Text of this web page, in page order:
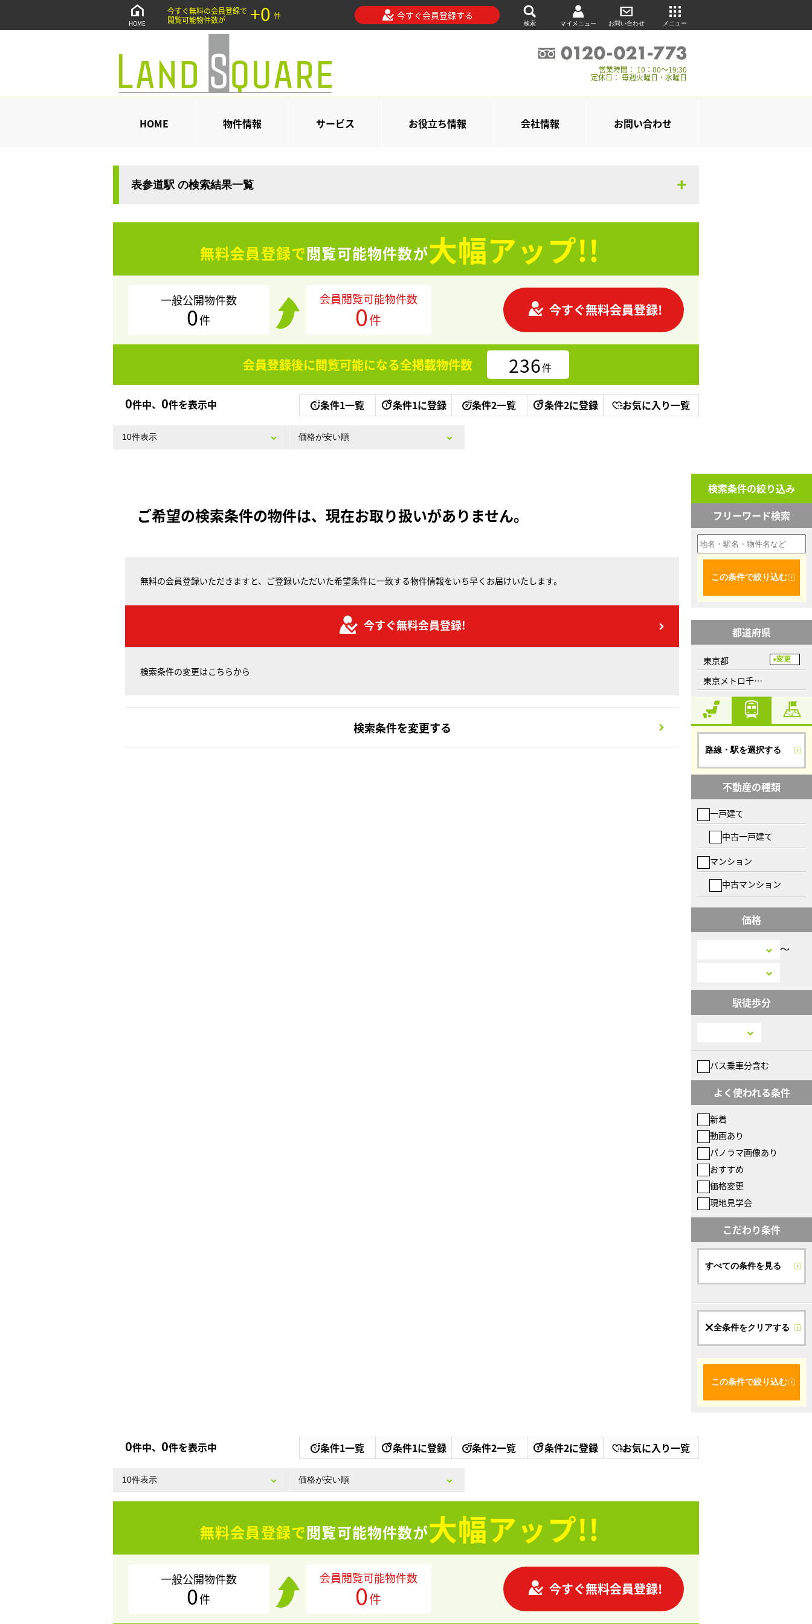
HOME
今すぐ無料の会員登録で
閲覧可能物件数が
+0 件 今すぐ会員登録する
検索 マイメニュー お問い合わせ メニュー
営業時間： 10：00～19:30
定休日： 毎週火曜日・水曜日
HOME 物件情報 サービス お役立ち情報 会社情報 お問い合わせ
表参道駅 の検索結果一覧
無料会員登録で閲覧可能物件数が大幅アップ!!
一般公開物件数
0件
会員閲覧可能物件数
0件
今すぐ無料会員登録!
会員登録後に閲覧可能になる全掲載物件数 236件
0件中、 0件を表示中 条件1一覧 条件1に登録 条件2一覧 条件2に登録 お気に入り一覧
ご希望の検索条件の物件は、現在お取り扱いがありません。
無料の会員登録いただきますと、ご登録いただいた希望条件に一致する物件情報をいち早くお届けいたします。
今すぐ無料会員登録!
検索条件の変更はこちらから
検索条件を変更する
検索条件の絞り込み
フリーワード検索
この条件で絞り込む
都道府県
東京都 変更
東京メトロ千代田線、表参道駅
路線・駅を選択する
不動産の種類
一戸建て
中古一戸建て
マンション
中古マンション
価格
〜
駅徒歩分
バス乗車分含む
よく使われる条件
新着
動画あり
パノラマ画像あり
おすすめ
価格変更
現地見学会
こだわり条件
すべての条件を見る
全条件をクリアする
この条件で絞り込む
0件中、 0件を表示中 条件1一覧 条件1に登録 条件2一覧 条件2に登録 お気に入り一覧
無料会員登録で閲覧可能物件数が大幅アップ!!
一般公開物件数
0件
会員閲覧可能物件数
0件
今すぐ無料会員登録!